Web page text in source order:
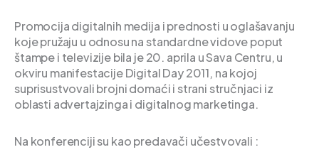
Promocija digitalnih medija i prednosti u oglašavanju
koje pružaju u odnosu na standardne vidove poput
štampe i televizije bila je 20. aprila u Sava Centru, u
okviru manifestacije Digital Day 2011, na kojoj
suprisustvovali brojni domaći i strani stručnjaci iz
oblasti advertajzinga i digitalnog marketinga.
Na konferenciji su kao predavači učestvovali :